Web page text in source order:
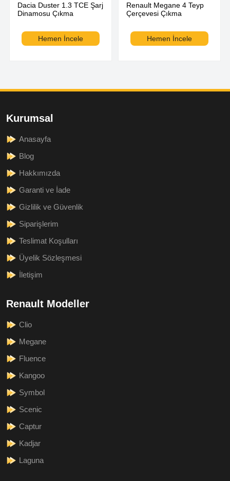
Dacia Duster 1.3 TCE Şarj
Dinamosu Çıkma
Hemen İncele
Renault Megane 4 Teyp
Çerçevesi Çıkma
Hemen İncele
Kurumsal
Anasayfa
Blog
Hakkımızda
Garanti ve İade
Gizlilik ve Güvenlik
Siparişlerim
Teslimat Koşulları
Üyelik Sözleşmesi
İletişim
Renault Modeller
Clio
Megane
Fluence
Kangoo
Symbol
Scenic
Captur
Kadjar
Laguna